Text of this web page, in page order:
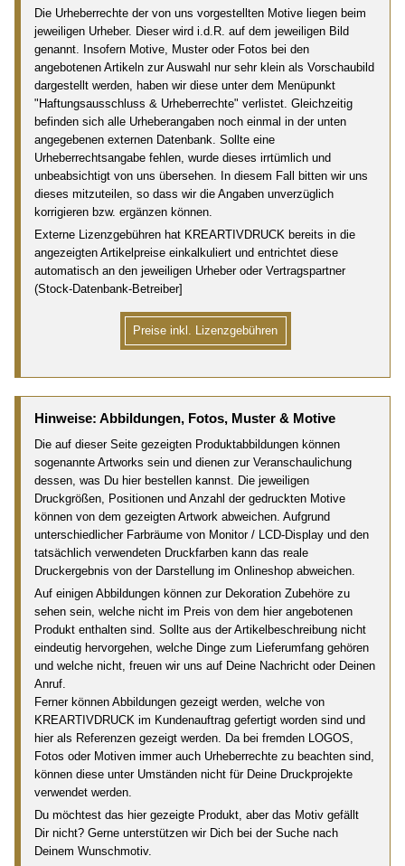
Die Urheberrechte der von uns vorgestellten Motive liegen beim
jeweiligen Urheber. Dieser wird i.d.R. auf dem jeweiligen Bild
genannt. Insofern Motive, Muster oder Fotos bei den
angebotenen Artikeln zur Auswahl nur sehr klein als Vorschaubild
dargestellt werden, haben wir diese unter dem Menüpunkt
"Haftungsausschluss & Urheberrechte" verlistet. Gleichzeitig
befinden sich alle Urheberangaben noch einmal in der unten
angegebenen externen Datenbank. Sollte eine
Urheberrechtsangabe fehlen, wurde dieses irrtümlich und
unbeabsichtigt von uns übersehen. In diesem Fall bitten wir uns
dieses mitzuteilen, so dass wir die Angaben unverzüglich
korrigieren bzw. ergänzen können.
Externe Lizenzgebühren hat KREARTIVDRUCK bereits in die
angezeigten Artikelpreise einkalkuliert und entrichtet diese
automatisch an den jeweiligen Urheber oder Vertragspartner
(Stock-Datenbank-Betreiber]
Preise inkl. Lizenzgebühren
Hinweise: Abbildungen, Fotos, Muster & Motive
Die auf dieser Seite gezeigten Produktabbildungen können
sogenannte Artworks sein und dienen zur Veranschaulichung
dessen, was Du hier bestellen kannst. Die jeweiligen
Druckgrößen, Positionen und Anzahl der gedruckten Motive
können von dem gezeigten Artwork abweichen. Aufgrund
unterschiedlicher Farbräume von Monitor / LCD-Display und den
tatsächlich verwendeten Druckfarben kann das reale
Druckergebnis von der Darstellung im Onlineshop abweichen.
Auf einigen Abbildungen können zur Dekoration Zubehöre zu
sehen sein, welche nicht im Preis von dem hier angebotenen
Produkt enthalten sind. Sollte aus der Artikelbeschreibung nicht
eindeutig hervorgehen, welche Dinge zum Lieferumfang gehören
und welche nicht, freuen wir uns auf Deine Nachricht oder Deinen
Anruf.
Ferner können Abbildungen gezeigt werden, welche von
KREARTIVDRUCK im Kundenauftrag gefertigt worden sind und
hier als Referenzen gezeigt werden. Da bei fremden LOGOS,
Fotos oder Motiven immer auch Urheberrechte zu beachten sind,
können diese unter Umständen nicht für Deine Druckprojekte
verwendet werden.
Du möchtest das hier gezeigte Produkt, aber das Motiv gefällt
Dir nicht? Gerne unterstützen wir Dich bei der Suche nach
Deinem Wunschmotiv.